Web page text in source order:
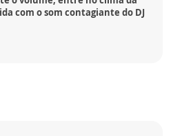
com o som contagiante do DJ